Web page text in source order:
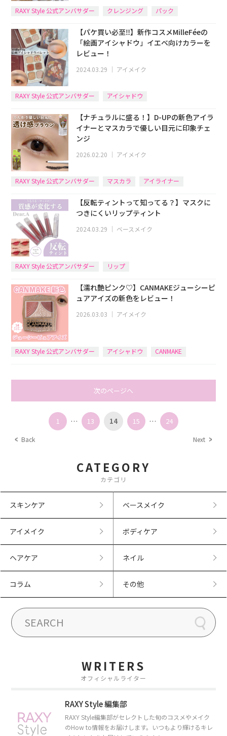
RAXY Style 公式アンバサダー クレンジング パック
【パケ買い必至‼】新作コスメMilleFéeの
「絵画アイシャドウ」イエベ向けカラーを
レビュー！
2024.03.29 ｜ アイメイク
RAXY Style 公式アンバサダー アイシャドウ
【ナチュラルに盛る！】D-UPの新色アイラ
イナーとマスカラで優しい目元に印象チェ
ンジ
2026.02.20 ｜ アイメイク
RAXY Style 公式アンバサダー マスカラ アイライナー
【反転ティントって知ってる？】マスクに
つきにくいリップティント
2024.03.29 ｜ ベースメイク
RAXY Style 公式アンバサダー リップ
【濡れ艶ピンク♡】CANMAKEジューシーピ
ュアアイズの新色をレビュー！
2026.03.03 ｜ アイメイク
RAXY Style 公式アンバサダー アイシャドウ CANMAKE
次のページへ
Back
1 … 13 14 15 … 24
Next
CATEGORY
カテゴリ
スキンケア ベースメイク
アイメイク ボディケア
ヘアケア ネイル
コラム その他
WRITERS
オフィシャルライター
RAXY Style 編集部
RAXY Style編集部がセレクトした旬のコスメやメイク
のHow to情報をお届けします。いつもより輝けるキレ